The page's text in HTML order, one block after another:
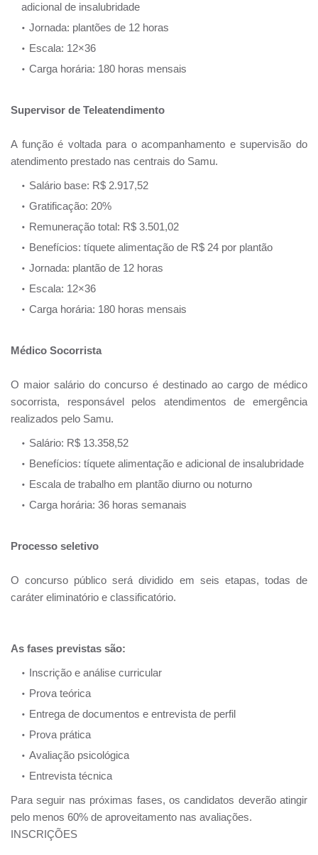
adicional de insalubridade
Jornada: plantões de 12 horas
Escala: 12×36
Carga horária: 180 horas mensais
Supervisor de Teleatendimento
A função é voltada para o acompanhamento e supervisão do
atendimento prestado nas centrais do Samu.
Salário base: R$ 2.917,52
Gratificação: 20%
Remuneração total: R$ 3.501,02
Benefícios: tíquete alimentação de R$ 24 por plantão
Jornada: plantão de 12 horas
Escala: 12×36
Carga horária: 180 horas mensais
Médico Socorrista
O maior salário do concurso é destinado ao cargo de médico
socorrista, responsável pelos atendimentos de emergência
realizados pelo Samu.
Salário: R$ 13.358,52
Benefícios: tíquete alimentação e adicional de insalubridade
Escala de trabalho em plantão diurno ou noturno
Carga horária: 36 horas semanais
Processo seletivo
O concurso público será dividido em seis etapas, todas de
caráter eliminatório e classificatório.
As fases previstas são:
Inscrição e análise curricular
Prova teórica
Entrega de documentos e entrevista de perfil
Prova prática
Avaliação psicológica
Entrevista técnica
Para seguir nas próximas fases, os candidatos deverão atingir
pelo menos 60% de aproveitamento nas avaliações.
INSCRIÇÕES